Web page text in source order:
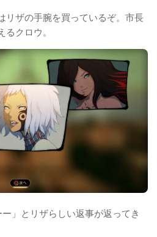
リザの手腕を買っているぞ。市長
クロウ。
」とリザらしい返事が返ってき